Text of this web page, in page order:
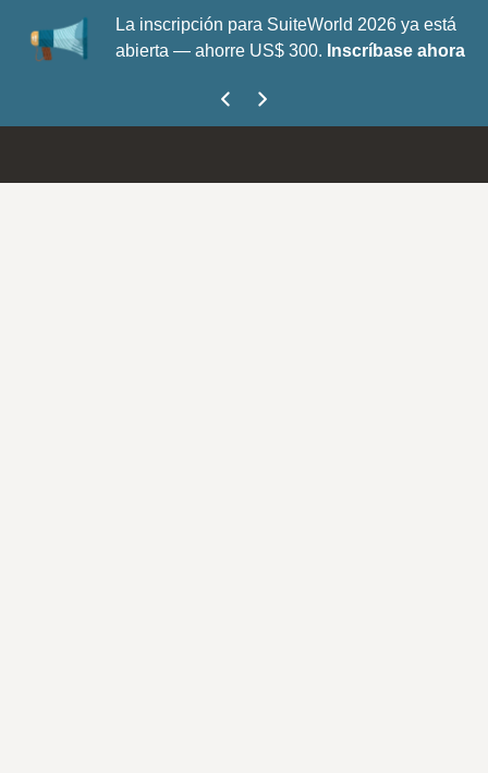
La inscripción para SuiteWorld 2026 ya está
abierta — ahorre US$ 300. Inscríbase ahora